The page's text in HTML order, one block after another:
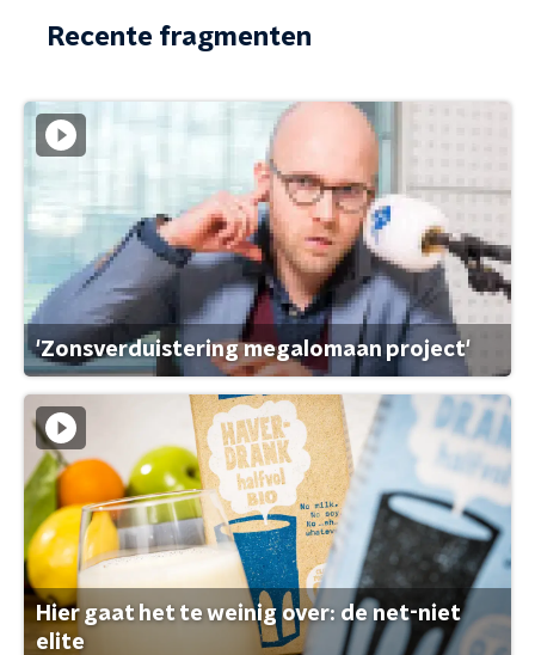
Recente fragmenten
'Zonsverduistering megalomaan project'
Hier gaat het te weinig over: de net-niet
elite